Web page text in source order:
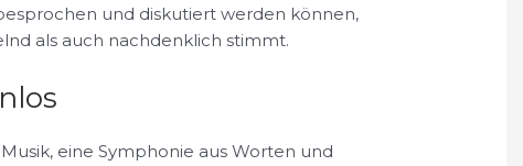
und diskutiert werden können,
als auch nachdenklich stimmt.
eine Symphonie aus Worten und